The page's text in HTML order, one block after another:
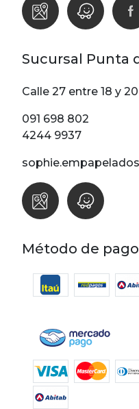
Guardas
Infantiles
Ladrillo
Liso
Madera
Raya
Rombos
SALE
Oportunidades
Varios
Filtrar
Sucursal Punta
Calle 27 entre 18 y 20
091 698 802
4244 9937
Método de pago